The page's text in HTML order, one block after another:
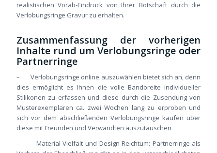
realistischen Vorab-Eindruck von Ihrer Botschaft durch die
Verlobungsringe Gravur zu erhalten.
Zusammenfassung der vorherigen
Inhalte rund um Verlobungsringe oder
Partnerringe
– Verlobungsringe online auszuwählen bietet sich an, denn
dies ermöglicht es Ihnen die volle Bandbreite individueller
Stilikonen zu erfassen und diese durch die Zusendung von
Musterexemplaren ca. zwei Wochen lang zu erproben und
sich vor dem abschließenden Verlobungsringe kaufen über
diese mit Freunden und Verwandten auszutauschen
– Material-Vielfalt und Design-Reichtum: Partnerringe als